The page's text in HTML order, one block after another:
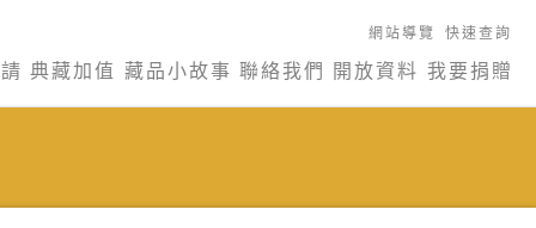
網站導覽 快速查詢
典藏加值 藏品小故事 聯絡我們 開放資料 我要捐贈